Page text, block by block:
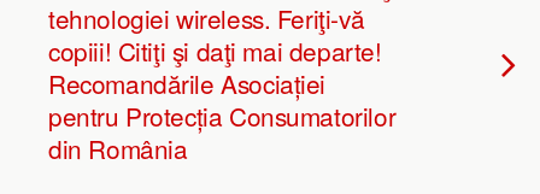
tehnologiei wireless. Feriţi-vă
copiii! Citiţi şi daţi mai departe!
Recomandările Asociației
pentru Protecția Consumatorilor
din România